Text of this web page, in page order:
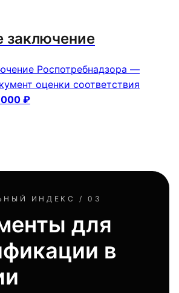
заключение
Роспотребнадзора —
оценки соответствия
000 ₽
ИНДЕКС / 03
для
в